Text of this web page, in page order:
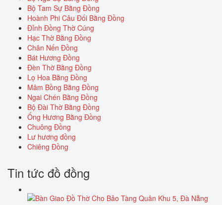
Bộ Tam Sự Bằng Đồng
Hoành Phi Câu Đối Bằng Đồng
Đỉnh Đồng Thờ Cúng
Hạc Thờ Bằng Đồng
Chân Nến Đồng
Bát Hương Đồng
Đèn Thờ Bằng Đồng
Lọ Hoa Bằng Đồng
Mâm Bồng Bằng Đồng
Ngai Chén Bằng Đồng
Bộ Đài Thờ Bằng Đồng
Ống Hương Bằng Đồng
Chuông Đồng
Lư hương đồng
Chiêng Đồng
Tin tức đồ đồng